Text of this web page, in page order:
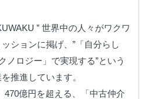
” 世界中の人々がワクワ
ションに掲げ、”「自分らし
ノロジー」で実現する”という
推進しています。
億円を超える、「中古仲介